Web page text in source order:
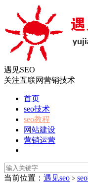
遇见SEO
关注互联网营销技术
首页
seo技术
seo教程
网站建设
营销运营
当前位置： 遇见seo >